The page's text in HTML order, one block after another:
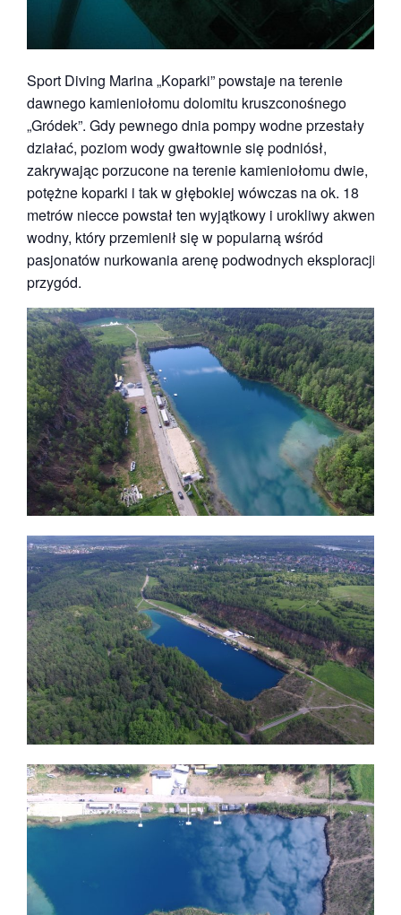
Sport Diving Marina „Koparki” powstaje na terenie
dawnego kamieniołomu dolomitu kruszconośnego
„Gródek”. Gdy pewnego dnia pompy wodne przestały
działać, poziom wody gwałtownie się podniósł,
zakrywając porzucone na terenie kamieniołomu dwie,
potężne koparki i tak w głębokiej wówczas na ok. 18
metrów niecce powstał ten wyjątkowy i urokliwy akwen
wodny, który przemienił się w popularną wśród
pasjonatów nurkowania arenę podwodnych eksploracji i
przygód.